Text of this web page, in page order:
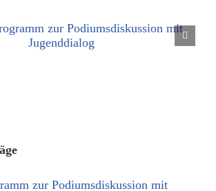
zur Podiumsdiskussion mit